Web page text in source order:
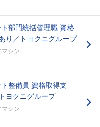
た
しませんか？
ト部門統括管理職 資格
り／トヨクニグループ
シン
整備員 資格取得支
ヨクニグループ
シン